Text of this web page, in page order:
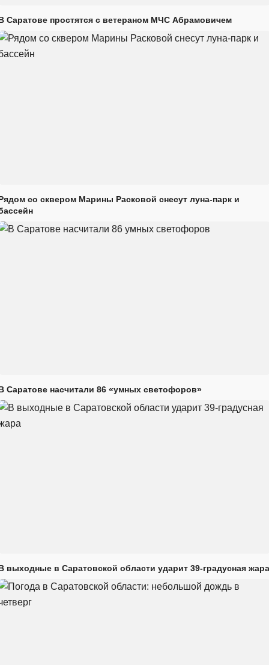
Саратове простятся с ветераном МЧС Абрамовичем
со сквером Марины Расковой снесут луна-парк и
Саратове насчитали 86 «умных светофоров»
выходные в Саратовской области ударит 39-градусная жара